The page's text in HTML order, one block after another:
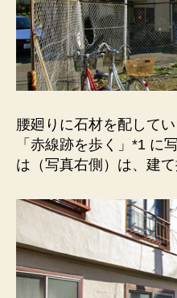
腰廻りに石材を配して
「赤線跡を歩く」*1 に
は（写真右側）は、建て